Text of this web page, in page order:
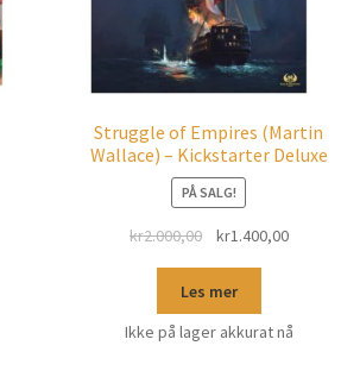
Struggle of Empires (Martin
Wallace) – Kickstarter Deluxe
PÅ SALG!
kr2.000,00 kr1.400,00
Les mer
Ikke på lager akkurat nå